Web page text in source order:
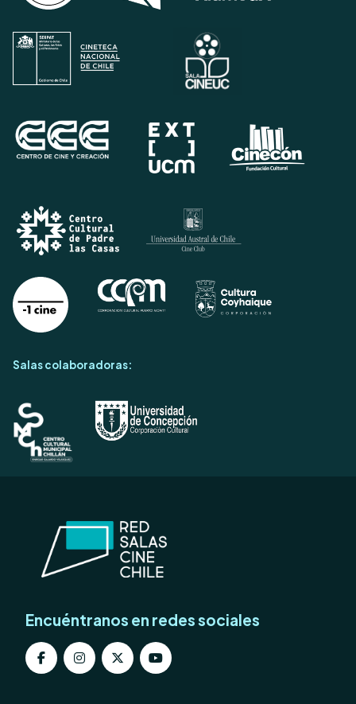
Salas colaboradoras:
Encuéntranos en redes sociales